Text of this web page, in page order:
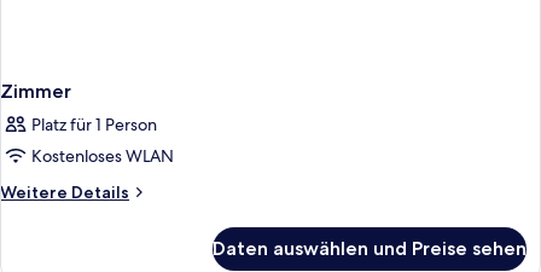
Zimmer
Platz für 1 Person
Kostenloses WLAN
Weitere Details
Weitere
Daten auswählen und Preise sehen